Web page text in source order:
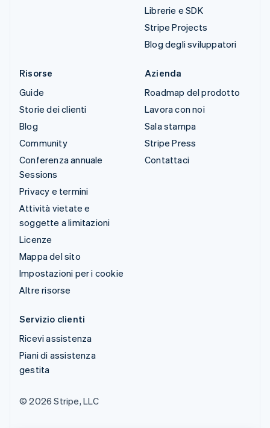
Librerie e SDK
Stripe Projects
Blog degli sviluppatori
Risorse
Guide
Storie dei clienti
Blog
Community
Conferenza annuale
Sessions
Privacy e termini
Attività vietate e
soggette a limitazioni
Licenze
Mappa del sito
Impostazioni per i cookie
Altre risorse
Azienda
Roadmap del prodotto
Lavora con noi
Sala stampa
Stripe Press
Contattaci
Servizio clienti
Ricevi assistenza
Piani di assistenza
gestita
© 2026 Stripe, LLC